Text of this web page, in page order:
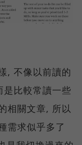
, 不像以前讀的
比較常讀一些
相關文章, 所以
需求似乎多了